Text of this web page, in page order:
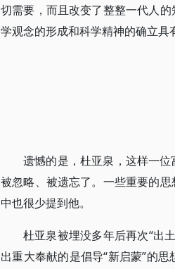
切需要，而且改变了整整一代人
学观念的形成和科学精神的确立具
遗憾的是，杜亚泉，这样一
被忽略、被遗忘了。一些重要的
中也很少提到他。
杜亚泉被埋没多年后再次“出
出重大奉献的是倡导“新启蒙”的